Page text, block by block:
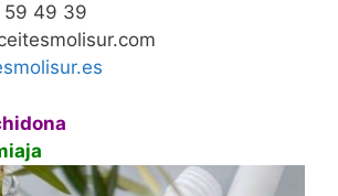
59 49 39